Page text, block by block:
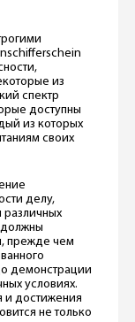
из
спектр
доступны
из которых
своих
делу,
должны
прежде чем
демонстрации
условиях.
и достижения
не только